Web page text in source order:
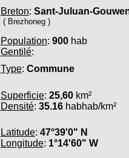
Breton: Sant-Juluan-
( Brezhoneg )
Population: 900hab
Gentilé:
Type: Commune
Superficie: 25,60km²
Densité: 35.16habhab/km²
Latitude: 47°39'0" N
Longitude: 1°14'60" W